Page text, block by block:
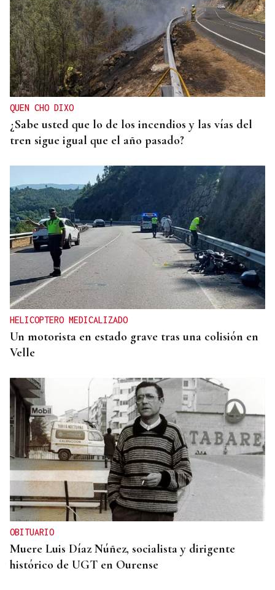
QUEN CHO DIXO
¿Sabe usted que lo de los incendios y las vías del
tren sigue igual que el año pasado?
HELICOPTERO MEDICALIZADO
Un motorista en estado grave tras una colisión en
Velle
OBITUARIO
Muere Luis Díaz Núñez, socialista y dirigente
histórico de UGT en Ourense